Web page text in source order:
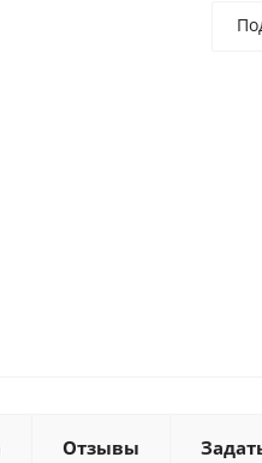
Отзывы